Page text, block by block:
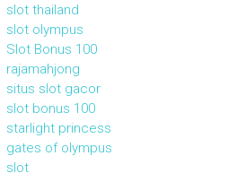
slot thailand
slot olympus
Slot Bonus 100
rajamahjong
situs slot gacor
slot bonus 100
starlight princess
gates of olympus
slot